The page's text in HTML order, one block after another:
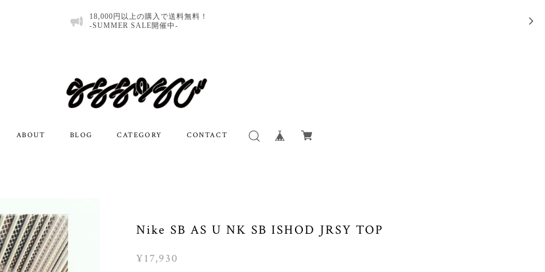
18,000円以上の購入で送料無料！
-SUMMER SALE開催中-
ABOUT BLOG CATEGORY CONTACT
Nike SB AS U NK SB ISHOD JRSY TOP
¥17,930